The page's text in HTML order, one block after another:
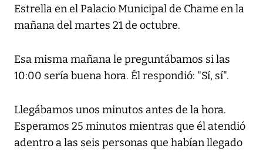
Estrella en el Palacio Municipal de Chame en la
mañana del martes 21 de octubre.
Esa misma mañana le preguntábamos si las
10:00 sería buena hora. Él respondió: "Sí, sí".
Llegábamos unos minutos antes de la hora.
Esperamos 25 minutos mientras que él atendió
adentro a las seis personas que habían llegado